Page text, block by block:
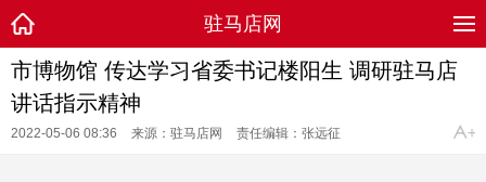
驻马店网
市博物馆 传达学习省委书记楼阳生 调研驻马店
讲话指示精神
2022-05-06 08:36 来源：驻马店网 责任编辑：张远征